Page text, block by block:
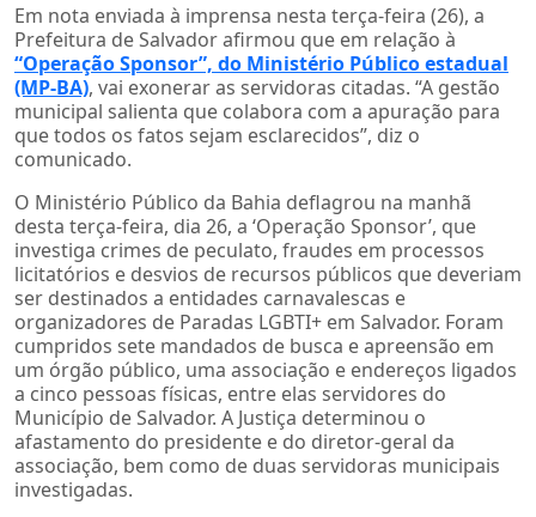
Em nota enviada à imprensa nesta terça-feira (26), a
Prefeitura de Salvador afirmou que em relação à
“Operação Sponsor”, do Ministério Público estadual
(MP-BA), vai exonerar as servidoras citadas. “A gestão
municipal salienta que colabora com a apuração para
que todos os fatos sejam esclarecidos”, diz o
comunicado.
O Ministério Público da Bahia deflagrou na manhã
desta terça-feira, dia 26, a ‘Operação Sponsor’, que
investiga crimes de peculato, fraudes em processos
licitatórios e desvios de recursos públicos que deveriam
ser destinados a entidades carnavalescas e
organizadores de Paradas LGBTI+ em Salvador. Foram
cumpridos sete mandados de busca e apreensão em
um órgão público, uma associação e endereços ligados
a cinco pessoas físicas, entre elas servidores do
Município de Salvador. A Justiça determinou o
afastamento do presidente e do diretor-geral da
associação, bem como de duas servidoras municipais
investigadas.